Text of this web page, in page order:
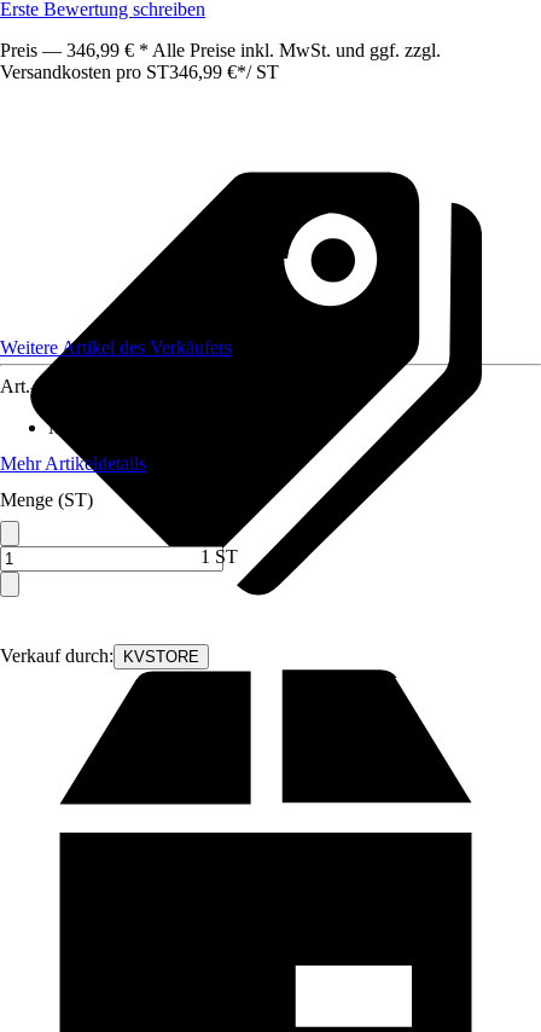
Erste Bewertung schreiben
Preis — 346,99 € * Alle Preise inkl. MwSt. und ggf. zzgl.
Versandkosten pro ST346,99 €*/ ST
Verkauf durch: KVSTORE
Weitere Artikel des Verkäufers
Art.-Nr.
Maße (BxHxT)
Mehr Artikeldetails
Menge (ST)
1 ST